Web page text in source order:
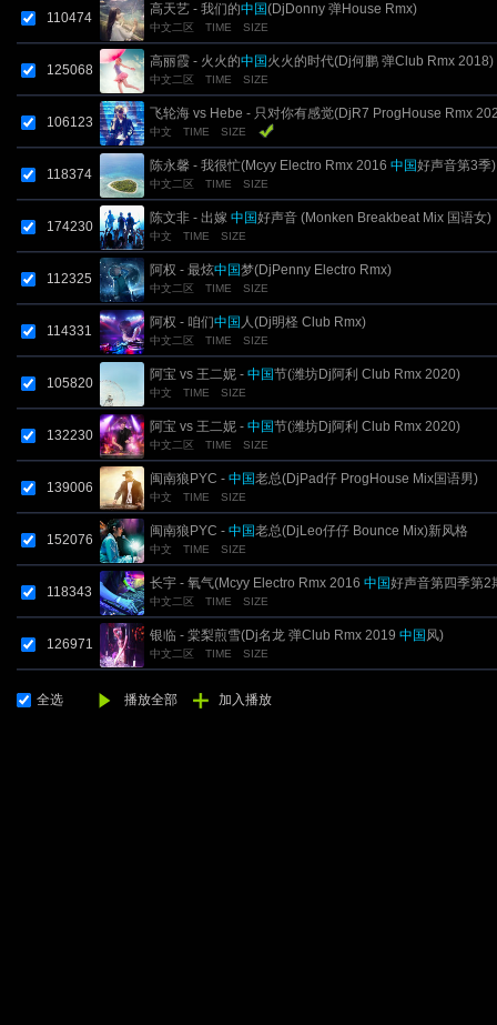
110474
高天艺 - 我们的中国(DjDonny 弹House Rmx)
中文二区 TIME SIZE
125068
高丽霞 - 火火的中国 火火的时代(Dj何鹏 弹Club Rmx 2018)
中文二区 TIME SIZE
106123
飞轮海 vs Hebe - 只对你有感觉(DjR7 ProgHouse Rmx
国新说唱)
中文 TIME SIZE
118374
陈永馨 - 我很忙(Mcyy Electro Rmx 2016 中国好声音第3季)
中文二区 TIME SIZE
174230
陈文非 - 出嫁 中国好声音 (Monken Breakbeat Mix 国语女)
中文 TIME SIZE
112325
阿权 - 最炫中国梦(DjPenny Electro Rmx)
中文二区 TIME SIZE
114331
阿权 - 咱们中国 人(Dj明柽 Club Rmx)
中文二区 TIME SIZE
105820
阿宝 vs 王二妮 - 中国节(潍坊Dj阿利 Club Rmx 2020)
中文 TIME SIZE
132230
阿宝 vs 王二妮 - 中国节(潍坊Dj阿利 Club Rmx 2020)
中文二区 TIME SIZE
139006
闽南狼PYC - 中国老总(DjPad仔 ProgHouse Mix国语男)
中文 TIME SIZE
152076
闽南狼PYC - 中国老总(DjLeo仔仔 Bounce Mix)新风格
中文 TIME SIZE
118343
长宇 - 氧气(Mcyy Electro Rmx 2016 中国好声音第四季第2
中文二区 TIME SIZE
126971
银临 - 棠梨煎雪(Dj名龙 弹Club Rmx 2019 中国 风)
中文二区 TIME SIZE
全选 播放全部 加入播放